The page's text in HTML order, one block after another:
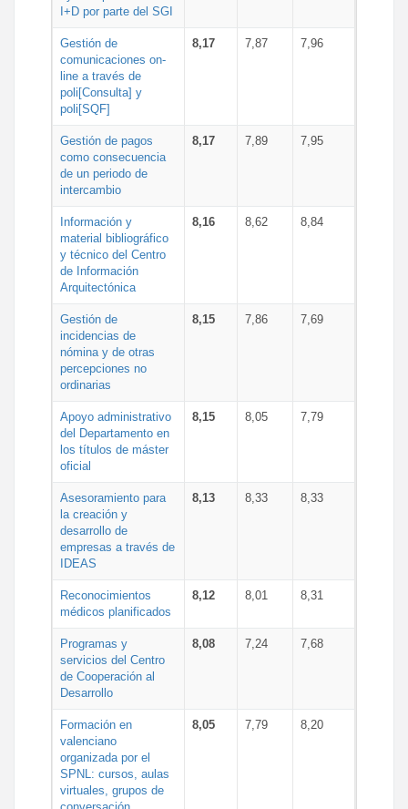
I+D por parte del SGI
Gestión de
comunicaciones on-
line a través de
poli[Consulta] y
poli[SQF]
8,17 7,87 7,96
Gestión de pagos
como consecuencia
de un periodo de
intercambio
8,17 7,89 7,95
Información y
material bibliográfico
y técnico del Centro
de Información
Arquitectónica
8,16 8,62 8,84
Gestión de
incidencias de
nómina y de otras
percepciones no
ordinarias
8,15 7,86 7,69
Apoyo administrativo
del Departamento en
los títulos de máster
oficial
8,15 8,05 7,79
Asesoramiento para
la creación y
desarrollo de
empresas a través de
IDEAS
8,13 8,33 8,33
Reconocimientos
médicos planificados
8,12 8,01 8,31
Programas y
servicios del Centro
de Cooperación al
Desarrollo
8,08 7,24 7,68
Formación en
valenciano
organizada por el
SPNL: cursos, aulas
virtuales, grupos de
conversación,
8,05 7,79 8,20